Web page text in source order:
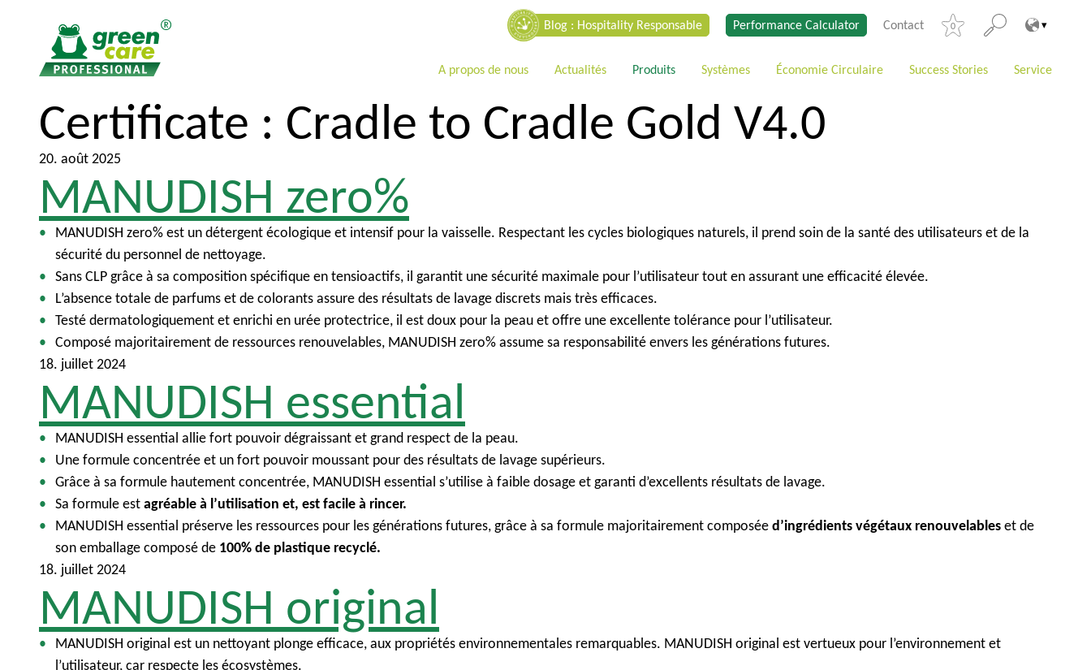
Blog : Hospitality Responsable Performance Calculator Contact 0
A propos de nous Actualités Produits Systèmes Économie Circulaire Success Stories Service
Certificate : Cradle to Cradle Gold V4.0
20. août 2025
MANUDISH zero%
MANUDISH zero% est un détergent écologique et intensif pour la vaisselle. Respectant les cycles biologiques naturels, il prend soin de la santé des utilisateurs et de la
sécurité du personnel de nettoyage.
Sans CLP grâce à sa composition spécifique en tensioactifs, il garantit une sécurité maximale pour l’utilisateur tout en assurant une efficacité élevée.
L’absence totale de parfums et de colorants assure des résultats de lavage discrets mais très efficaces.
Testé dermatologiquement et enrichi en urée protectrice, il est doux pour la peau et offre une excellente tolérance pour l’utilisateur.
Composé majoritairement de ressources renouvelables, MANUDISH zero% assume sa responsabilité envers les générations futures.
18. juillet 2024
MANUDISH essential
MANUDISH essential allie fort pouvoir dégraissant et grand respect de la peau.
Une formule concentrée et un fort pouvoir moussant pour des résultats de lavage supérieurs.
Grâce à sa formule hautement concentrée, MANUDISH essential s’utilise à faible dosage et garanti d’excellents résultats de lavage.
Sa formule estagréable à l’utilisation et, est facile à rincer.
MANUDISH essential préserve les ressources pour les générations futures, grâce à sa formule majoritairement composéed’ingrédients végétaux renouvelableset de
son emballage composé de 100% de plastique recyclé.
18. juillet 2024
MANUDISH original
MANUDISH original est un nettoyant plonge efficace, aux propriétés environnementales remarquables. MANUDISH original est vertueux pour l’environnement et
l’utilisateur, car respecte les écosystèmes.